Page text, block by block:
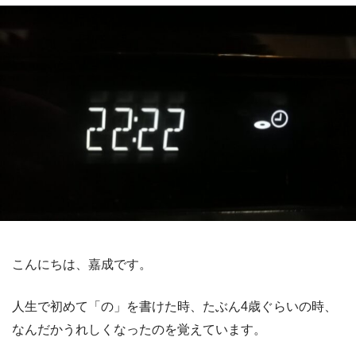
こんにちは、嘉成です。
人生で初めて「の」を書けた時、たぶん4歳ぐらいの時、
なんだかうれしくなったのを覚えています。